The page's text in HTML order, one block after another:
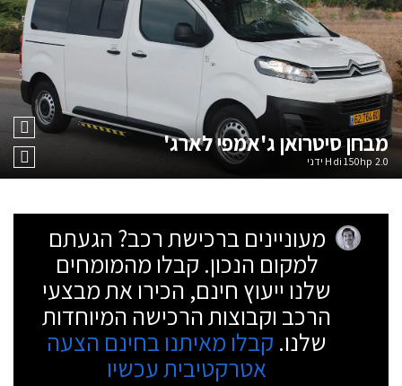
מבחןסיטרואן ג'אמפי לארג'
2.0 Hdi 150hp ידני
מעוניינים ברכישת רכב? הגעתם
למקום הנכון. קבלו מהמומחים
שלנו ייעוץ חינם, הכירו את מבצעי
הרכב וקבוצות הרכישה המיוחדות
שלנו. קבלו מאיתנו בחינם הצעה
אטרקטיבית עכשיו